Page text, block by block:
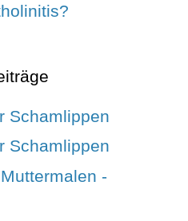
Schamlippen
Schamlippen
-